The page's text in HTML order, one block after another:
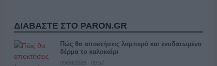
ΔΙΑΒΑΣΤΕ ΣΤΟ PARON.GR
Πώς θα αποκτήσεις λαμπερό και ενυδατωμένο
δέρμα το καλοκαίρι
09/08/2026 - 09:57